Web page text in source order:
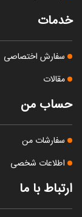
خدمات
سفارش اختصاصی
مقالات
حساب من
سفارشات من
اطلاعات شخصی
ارتباط با ما